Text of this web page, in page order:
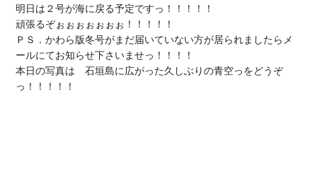
明日は２号が海に戻る予定ですっ！！！！！
頑張るぞぉぉぉぉぉぉぉ！！！！！
ＰＳ．かわら版冬号がまだ届いていない方が居られましたらメ
ールにてお知らせ下さいませっ！！！！
本日の写真は　石垣島に広がった久しぶりの青空っをどうぞ
っ！！！！！